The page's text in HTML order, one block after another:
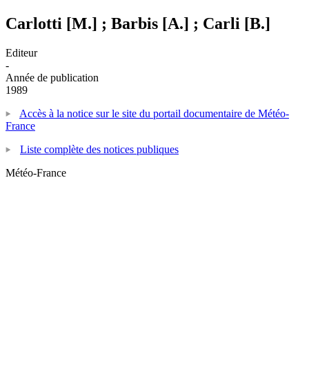
Carlotti [M.] ; Barbis [A.] ; Carli [B.]
Editeur
-
Année de publication
1989
Accès à la notice sur le site du portail documentaire de Météo-
France
Liste complète des notices publiques
Météo-France